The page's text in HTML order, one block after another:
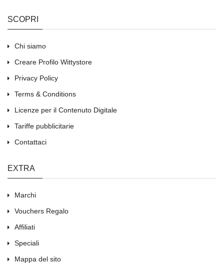
SCOPRI
Chi siamo
Creare Profilo Wittystore
Privacy Policy
Terms & Conditions
Licenze per il Contenuto Digitale
Tariffe pubblicitarie
Contattaci
EXTRA
Marchi
Vouchers Regalo
Affiliati
Speciali
Mappa del sito